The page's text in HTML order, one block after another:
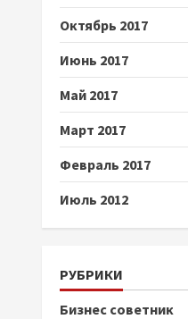
Октябрь 2017
Июнь 2017
Май 2017
Март 2017
Февраль 2017
Июль 2012
РУБРИКИ
Бизнес советник